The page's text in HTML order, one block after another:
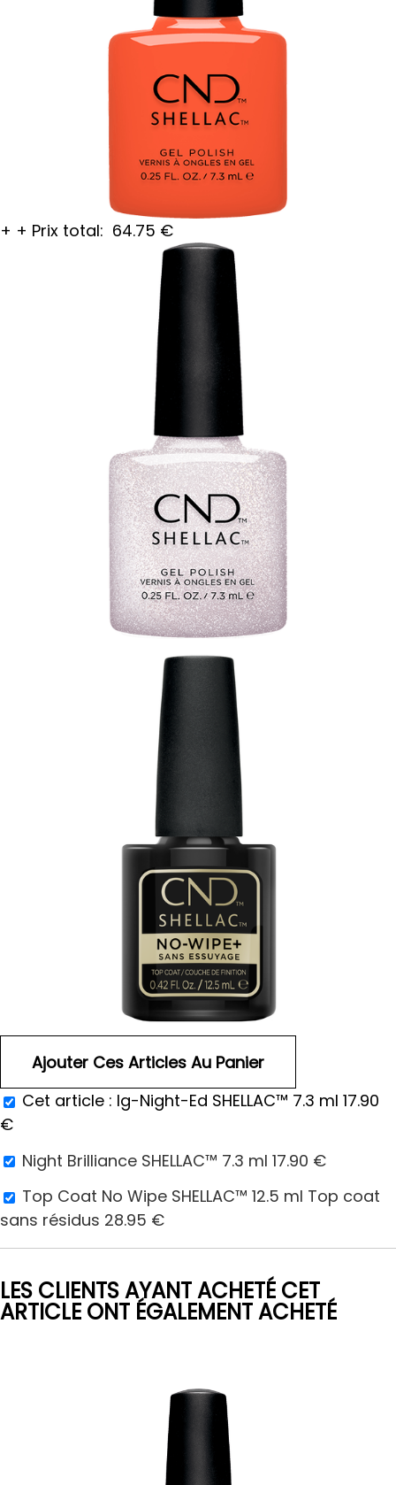
+ + Prix total: 64.75 €
Cet article : Ig-Night-Ed SHELLAC™ 7.3 ml 17.90
€
Night Brilliance SHELLAC™ 7.3 ml 17.90 €
Top Coat No Wipe SHELLAC™ 12.5 ml Top coat
sans résidus 28.95 €
LES CLIENTS AYANT ACHETÉ CET
ARTICLE ONT ÉGALEMENT ACHETÉ